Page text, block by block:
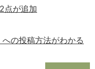
点が追加
への投稿方法がわかる